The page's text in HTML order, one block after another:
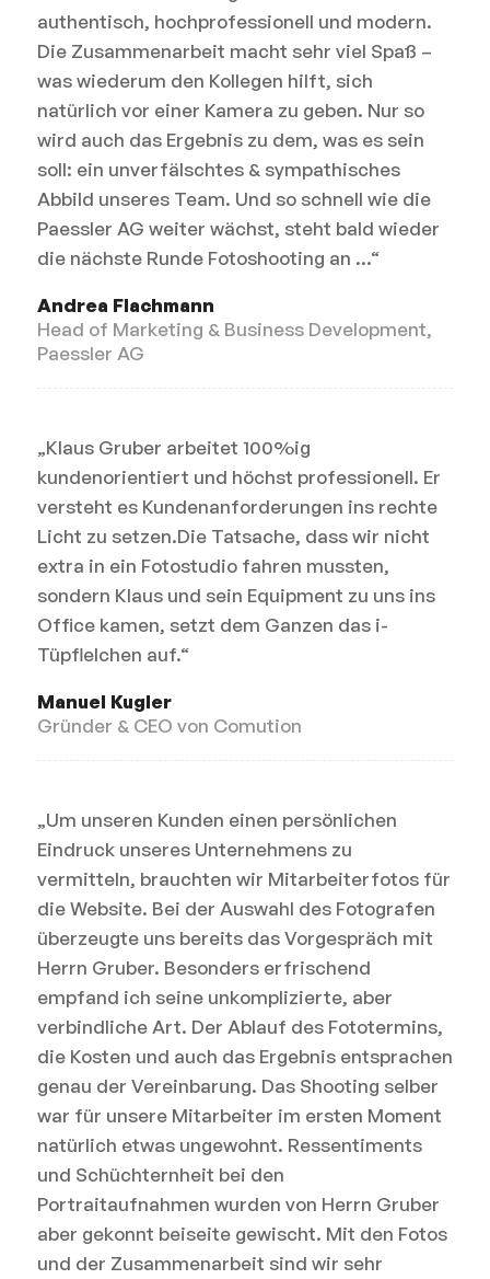
authentisch, hochprofessionell und modern.
Die Zusammenarbeit macht sehr viel Spaß –
was wiederum den Kollegen hilft, sich
natürlich vor einer Kamera zu geben. Nur so
wird auch das Ergebnis zu dem, was es sein
soll: ein unverfälschtes & sympathisches
Abbild unseres Team. Und so schnell wie die
Paessler AG weiter wächst, steht bald wieder
die nächste Runde Fotoshooting an …“
Andrea Flachmann
Head of Marketing & Business Development,
Paessler AG
„Klaus Gruber arbeitet 100%ig
kundenorientiert und höchst professionell. Er
versteht es Kundenanforderungen ins rechte
Licht zu setzen.Die Tatsache, dass wir nicht
extra in ein Fotostudio fahren mussten,
sondern Klaus und sein Equipment zu uns ins
Office kamen, setzt dem Ganzen das i-
Tüpflelchen auf.“
Manuel Kugler
Gründer & CEO von Comution
„Um unseren Kunden einen persönlichen
Eindruck unseres Unternehmens zu
vermitteln, brauchten wir Mitarbeiterfotos für
die Website. Bei der Auswahl des Fotografen
überzeugte uns bereits das Vorgespräch mit
Herrn Gruber. Besonders erfrischend
empfand ich seine unkomplizierte, aber
verbindliche Art. Der Ablauf des Fototermins,
die Kosten und auch das Ergebnis entsprachen
genau der Vereinbarung. Das Shooting selber
war für unsere Mitarbeiter im ersten Moment
natürlich etwas ungewohnt. Ressentiments
und Schüchternheit bei den
Portraitaufnahmen wurden von Herrn Gruber
aber gekonnt beiseite gewischt. Mit den Fotos
und der Zusammenarbeit sind wir sehr